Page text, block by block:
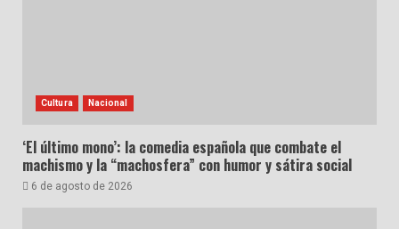
Cultura Nacional
‘El último mono’: la comedia española que combate el
machismo y la “machosfera” con humor y sátira social
6 de agosto de 2026